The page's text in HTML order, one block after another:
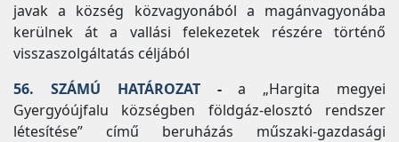
javak a község közvagyonából a magánvagyonába
kerülnek át a vallási felekezetek részére történő
visszaszolgáltatás céljából
56. SZÁMÚ HATÁROZAT-a „Hargita megyei
Gyergyóújfalu községben földgáz-elosztó rendszer
létesítése” című beruházás műszaki-gazdasági